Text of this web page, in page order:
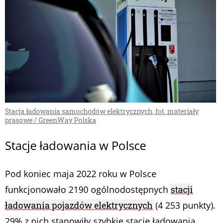
Stacja ładowania samochodów elektrycznych, fot. materiały
prasowe / GreenWay Polska
Stacje ładowania w Polsce
Pod koniec maja 2022 roku w Polsce
funkcjonowało 2190 ogólnodostępnych stacji
ładowania pojazdów elektrycznych (4 253 punkty).